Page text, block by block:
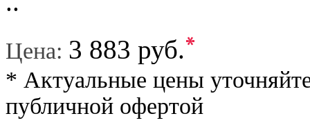
Цена: 3 883 руб.*
* Актуальные цены
публичной офертой